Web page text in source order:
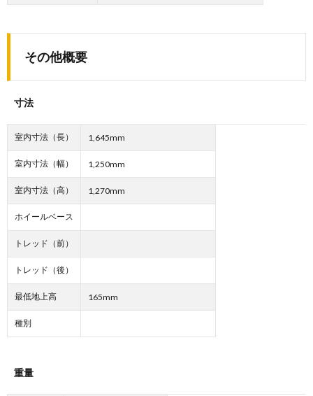
その他概要
寸法
室内寸法（長） 1,645mm
室内寸法（幅） 1,250mm
室内寸法（高） 1,270mm
ホイールベース
トレッド（前）
トレッド（後）
最低地上高 165mm
種別
重量